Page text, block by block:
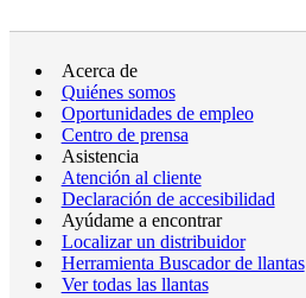
Acerca de
Quiénes somos
Oportunidades de empleo
Centro de prensa
Asistencia
Atención al cliente
Declaración de accesibilidad
Ayúdame a encontrar
Localizar un distribuidor
Herramienta Buscador de llantas
Ver todas las llantas